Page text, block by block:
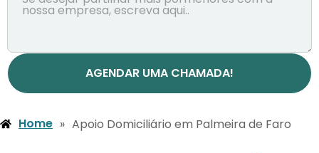
AGENDAR UMA CHAMADA!
Home » Apoio Domiciliário em Palmeira de Faro